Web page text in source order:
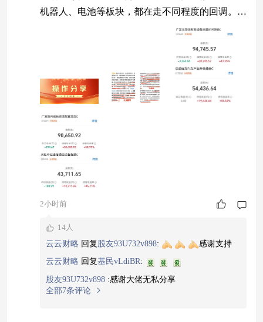
机器人、电池等板块，都在走不同程度的回调。
这一波行情走到现在，云云最大的感受就是：别被
日线的涨跌牵着鼻子走，更别一涨就追、一跌就
割。你看机器人四连涨后日线超买，追进去今天就
挨打；卫星五连涨看着诱人，但前面那波暴力拉升
后跌30%的教训还摆在那儿。操作上云云还是坚持
那个原则：日线超买不追，周线向上就拿，基本面
扎
2小时前
14人
云云财略 回复 股友93U732v898: 感谢支持
云云财略 回复基民vLdiBR:
股友93U732v898 :感谢大佬无私分享
全部7条评论